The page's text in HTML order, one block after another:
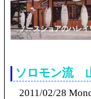
ノースショアのハレ
ソロモン流
2011/02/28